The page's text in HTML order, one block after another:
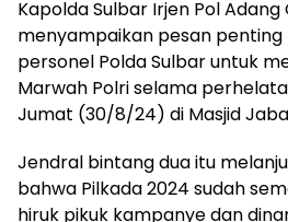
Kapolda Sulbar Irjen Pol
menyampaikan pesan penting
personel Polda Sulbar untuk
Marwah Polri selama
Jumat (30/8/24) di Masjid
Jendral bintang dua itu
bahwa Pilkada 2024 sudah
hiruk pikuk kampanye dan